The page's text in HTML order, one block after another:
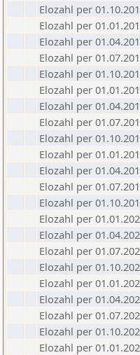
Elozahl per
Elozahl per
Elozahl per
Elozahl per
Elozahl per
Elozahl per
Elozahl per
Elozahl per
Elozahl per
Elozahl per
Elozahl per
Elozahl per
Elozahl per
Elozahl per
Elozahl per
Elozahl per
Elozahl per
Elozahl per
Elozahl per
Elozahl per
Elozahl per
Elozahl per